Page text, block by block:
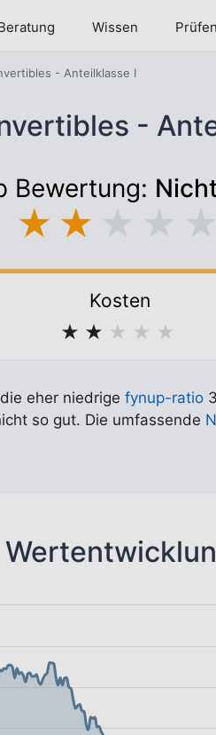
Wissen Prüfen
- Anteilklasse I
-
Bewertung:
★ ★
Kosten
★ ★ ★ ★ ★
eher niedrige fynup-ratio
so gut. Die umfassende